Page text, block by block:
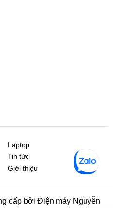
dụng khác thuộc hệ sinh
12kg sấy 9kg cũng có
điều khiển từ xa. Bạn có
cứ khi nào và ở bất kỳ đâu
Laptop
Tin tức
Giới thiệu
cấp bởi Điện máy Nguyễn